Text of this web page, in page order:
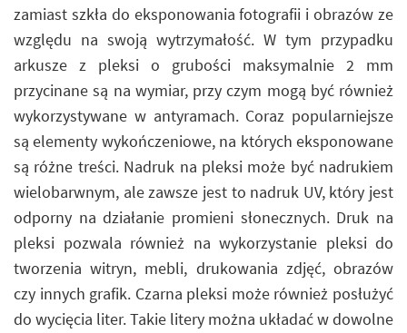
zamiast szkła do eksponowania fotografii i obrazów ze
względu na swoją wytrzymałość. W tym przypadku
arkusze z pleksi o grubości maksymalnie 2 mm
przycinane są na wymiar, przy czym mogą być również
wykorzystywane w antyramach. Coraz popularniejsze
są elementy wykończeniowe, na których eksponowane
są różne treści. Nadruk na pleksi może być nadrukiem
wielobarwnym, ale zawsze jest to nadruk UV, który jest
odporny na działanie promieni słonecznych. Druk na
pleksi pozwala również na wykorzystanie pleksi do
tworzenia witryn, mebli, drukowania zdjęć, obrazów
czy innych grafik. Czarna pleksi może również posłużyć
do wycięcia liter. Takie litery można układać w dowolne